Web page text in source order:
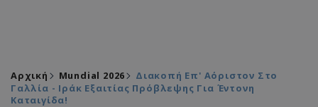
Αρχική Mundial 2026
Διακοπή Επ' Αόριστον Στο
Γαλλία - Ιράκ Εξαιτίας Πρόβλεψης Για Έντονη
Καταιγίδα!